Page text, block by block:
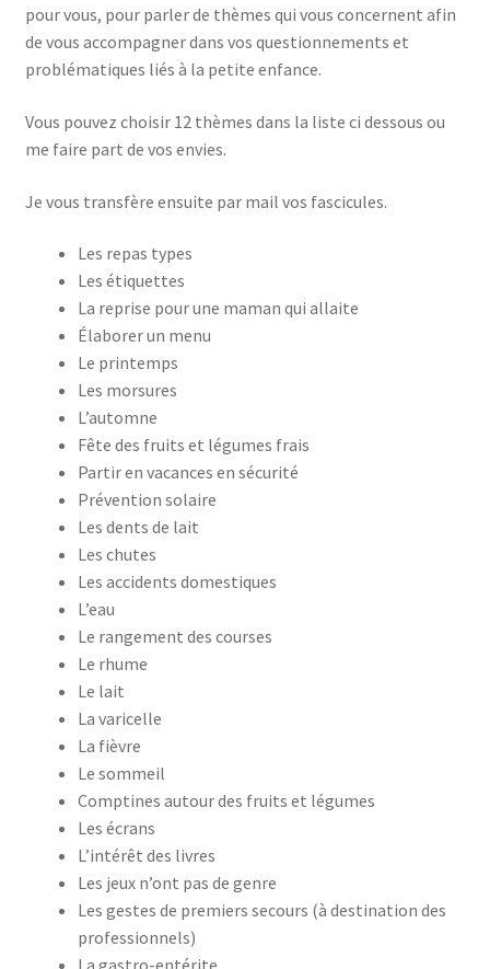
pour vous, pour parler de thèmes qui vous concernent afin
de vous accompagner dans vos questionnements et
problématiques liés à la petite enfance.
Vous pouvez choisir 12 thèmes dans la liste ci dessous ou
me faire part de vos envies.
Je vous transfère ensuite par mail vos fascicules.
Les repas types
Les étiquettes
La reprise pour une maman qui allaite
Élaborer un menu
Le printemps
Les morsures
L’automne
Fête des fruits et légumes frais
Partir en vacances en sécurité
Prévention solaire
Les dents de lait
Les chutes
Les accidents domestiques
L’eau
Le rangement des courses
Le rhume
Le lait
La varicelle
La fièvre
Le sommeil
Comptines autour des fruits et légumes
Les écrans
L’intérêt des livres
Les jeux n’ont pas de genre
Les gestes de premiers secours (à destination des
professionnels)